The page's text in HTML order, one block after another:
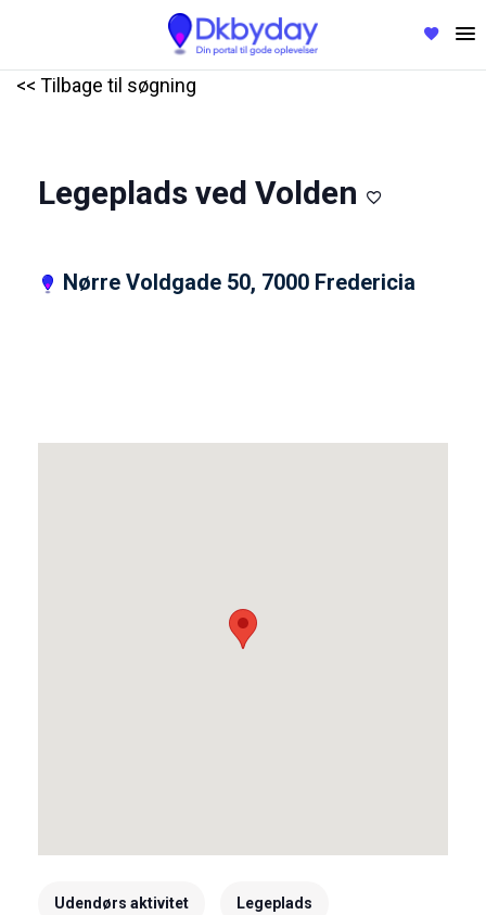
<< Tilbage til søgning
Legeplads ved Volden
Nørre Voldgade 50, 7000 Fredericia
Udendørs aktivitet Legeplads